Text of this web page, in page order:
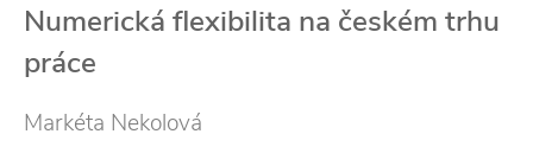
Numerická flexibilita na českém trhu
práce
Markéta Nekolová